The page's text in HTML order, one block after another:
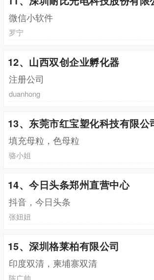
微信小软件
罗宁
12、山西双创企业孵化器
注册公司
duanhong
13、东莞市红宝塑化科技有限公
填充母粒，色母粒
骆小姐
14、今日头条郑州直营中心
抖音，今日头条
张妞妞
15、深圳格莱柏有限公司
印度双清，柬埔寨双清
陈广帅